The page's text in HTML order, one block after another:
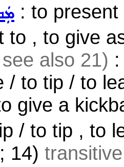
: to present
to , to give
see also 21)
/ to tip / to
give a
/ to tip , to
14)